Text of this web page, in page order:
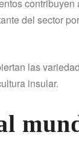
del sector
las
insular.